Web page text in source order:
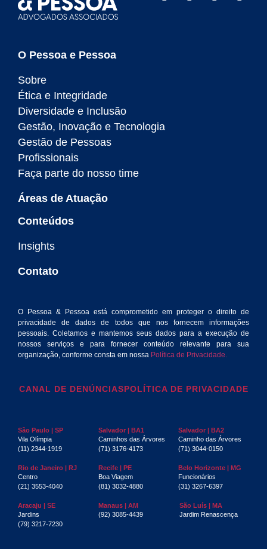
O Pessoa e Pessoa
Sobre
Ética e Integridade
Diversidade e Inclusão
Gestão, Inovação e Tecnologia
Gestão de Pessoas
Profissionais
Faça parte do nosso time
Áreas de Atuação
Conteúdos
Insights
Contato
O Pessoa & Pessoa está comprometido em proteger o direito de
privacidade de dados de todos que nos fornecem informações
pessoais. Coletamos e mantemos seus dados para a execução de
nossos serviços e para fornecer conteúdo relevante para sua
organização, conforme consta em nossa Política de Privacidade.
CANAL DE DENÚNCIASPOLÍTICA DE PRIVACIDADE
São Paulo | SP
Vila Olímpia
(11) 2344-1919
Salvador | BA1
Caminhos das Árvores
(71) 3176-4173
Salvador | BA2
Caminho das Árvores
(71) 3044-0150
Rio de Janeiro | RJ
Centro
(21) 3553-4040
Recife | PE
Boa Viagem
(81) 3032-4880
Belo Horizonte | MG
Funcionários
(31) 3267-6397
Aracaju | SE
Jardins
(79) 3217-7230
Manaus | AM
(92) 3085-4439
São Luís | MA
Jardim Renascença